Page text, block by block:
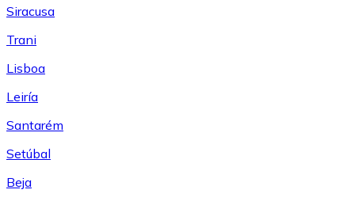
Siracusa
Trani
Lisboa
Leiría
Santarém
Setúbal
Beja